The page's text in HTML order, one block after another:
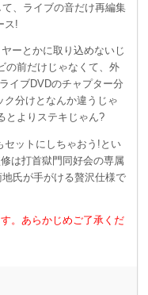
、ライブの音だけ再編集
ス!
ーとかに取り込めないじ
の前だけじゃなくて、外
イブDVDのチャプター分
ク分けとなんか違うじゃ
とよりステキじゃん?
セットにしちゃおう!とい
は打首獄門同好会の専属
氏が手がける贅沢仕様で
。あらかじめご了承くだ